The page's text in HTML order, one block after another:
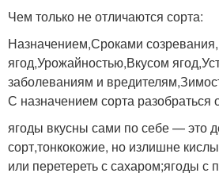
Чем только не отличаются сорта:
Назначением,Сроками
ягод,Урожайностью,Вкусом
заболеваниям и
С назначением сорта разобраться
ягоды вкусны сами по себе — это
сорт,тонкокожие, но излишне
или перетереть с сахаром;ягоды с